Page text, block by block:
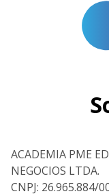
ACADEMIA PME
NEGOCIOS LTDA.
CNPJ: 26.965.884/